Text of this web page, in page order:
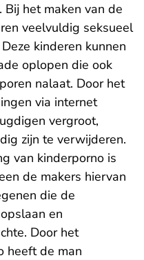
het maken van de
veelvuldig seksueel
kinderen kunnen
oplopen die ook
nalaat. Door het
via internet
vergroot,
zijn te verwijderen.
van kinderporno is
de makers hiervan
die de
en
Door het
heeft de man